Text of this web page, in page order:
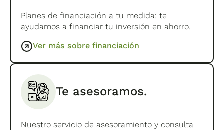
Planes de financiación a tu medida: te
ayudamos a financiar tu inversión en ahorro.
Ver más sobre financiación
Te asesoramos.
Nuestro servicio de asesoramiento y consulta